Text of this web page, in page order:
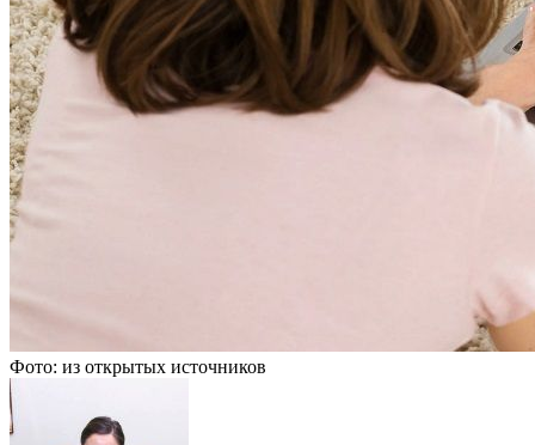
Фото: из открытых источников